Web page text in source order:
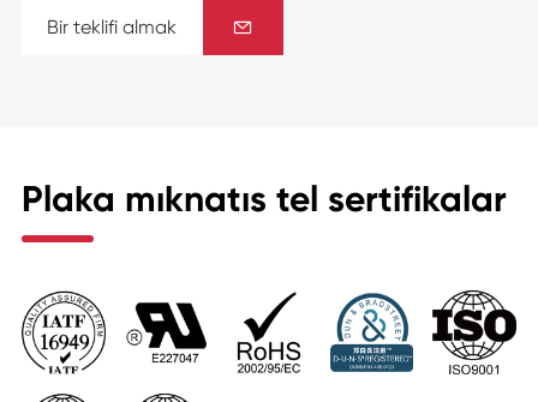
Bir teklifi almak 
Plaka mıknatıs tel sertifikalar